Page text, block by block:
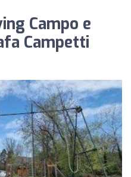
Campo e
Campetti